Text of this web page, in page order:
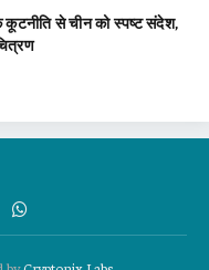
कूटनीति से चीन को स्पष्ट संदेश,
WhatsApp